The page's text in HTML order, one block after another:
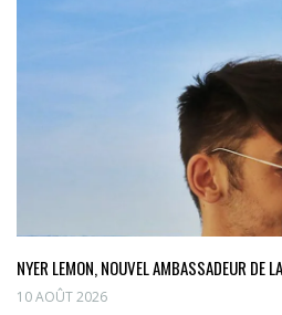
NYER LEMON, NOUVEL AMBASSADEUR DE
10 AOÛT 2026